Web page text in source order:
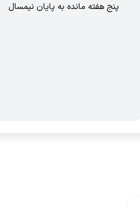
پنج هفته مانده به پایان نیمسال